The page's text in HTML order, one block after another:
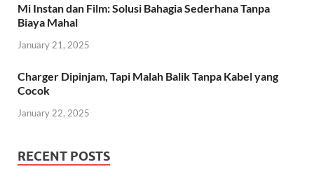
Mi Instan dan Film: Solusi Bahagia Sederhana Tanpa
Biaya Mahal
January 21, 2025
Charger Dipinjam, Tapi Malah Balik Tanpa Kabel yang
Cocok
January 22, 2025
RECENT POSTS